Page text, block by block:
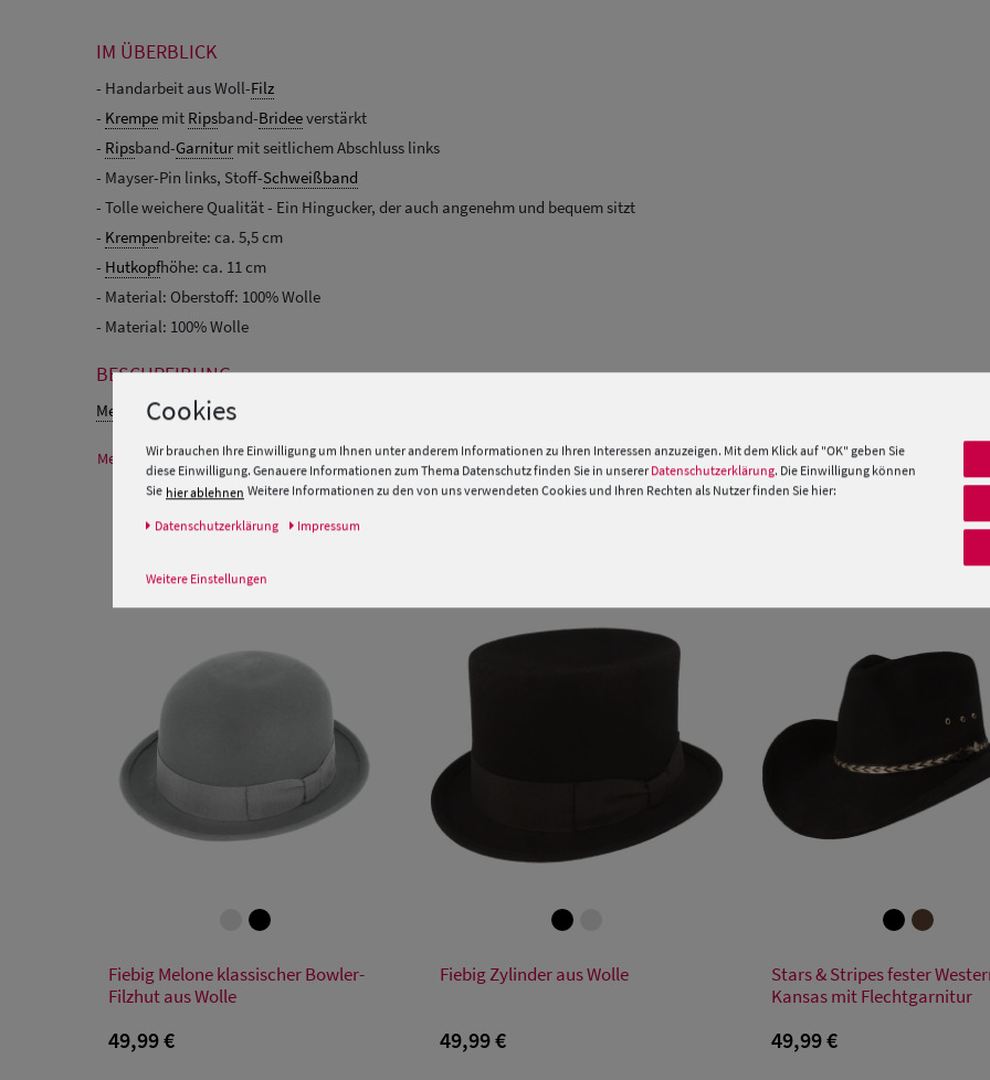
IM ÜBERBLICK
- Handarbeit aus Woll-Filz
- Krempe mit Ripsband-Brideeverstärkt
- Ripsband-Garnitur mit seitlichem Abschluss links
- Mayser-Pin links, Stoff-Schweißband
- Tolle weichere Qualität - Ein Hingucker, der auch angenehm und bequem sitzt
- Krempenbreite: ca. 5,5 cm
- Hutkopfhöhe: ca. 11 cm
- Material: Oberstoff: 100% Wolle
- Material: 100% Wolle
BESCHREIBUNG
Melone Connor aus Wollfilz handarbeit von Mayser.
Mehr Informationen zum Hersteller und EU Verantwortlichen »
55/S 59/L
Fiebig Melone klassischer Bowler-
Filzhut aus Wolle
49,99 €
Fiebig Zylinder aus Wolle
49,99 €
55 56 57 58 59 60
Stars & Stripes fester
Kansas mit Flechtgarnitur
49,99 €
Cookies
Wir brauchen Ihre Einwilligung um Ihnen unter anderem Informationen zu Ihren Interessen anzuzeigen. Mit dem Klick auf "OK" geben Sie
diese Einwilligung. Genauere Informationen zum Thema Datenschutz finden Sie in unserer Datenschutzerklärung. Die Einwilligung können
Sie hier ablehnen Weitere Informationen zu den von uns verwendeten Cookies und Ihren Rechten als Nutzer finden Sie hier:
Daten­schutz­erklärung Impressum
Weitere Einstellungen